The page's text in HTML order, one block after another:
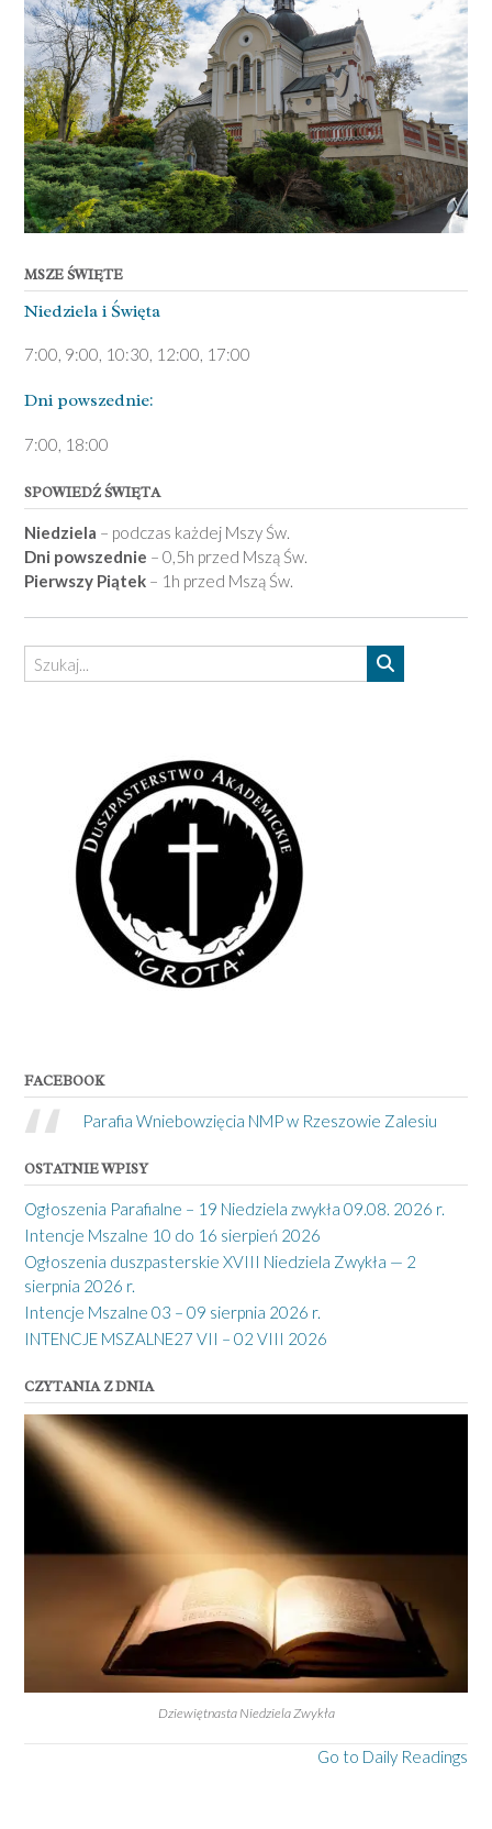
MSZE ŚWIĘTE
Niedziela ­i Święta
7:00, 9:00, 10:30, 12:00, 17:00
Dni pows­zednie:
7­:00, 18:00­
SPOWIEDŹ ŚWIĘTA
Niedziela – podczas każdej Mszy Św.
Dni powszednie – 0,5h przed Mszą Św.
Pierwszy Piątek – 1h przed Mszą Św.
FACEBOOK
Parafia Wniebowzięcia NMP w Rzeszowie Zalesiu
OSTATNIE WPISY
Ogłoszenia Parafialne – 19 Niedziela zwykła 09.08. 2026 r.
Intencje Mszalne 10 do 16 sierpień 2026
Ogłoszenia duszpasterskie XVIII Niedziela Zwykła — 2
sierpnia 2026 r.
Intencje Mszalne 03 – 09 sierpnia 2026 r.
INTENCJE MSZALNE27 VII – 02 VIII 2026
CZYTANIA Z DNIA
Dziewiętnasta Niedziela Zwykła
Go to Daily Readings